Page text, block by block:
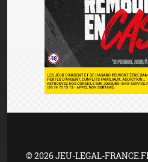
© 2026 JEU-LEGAL-